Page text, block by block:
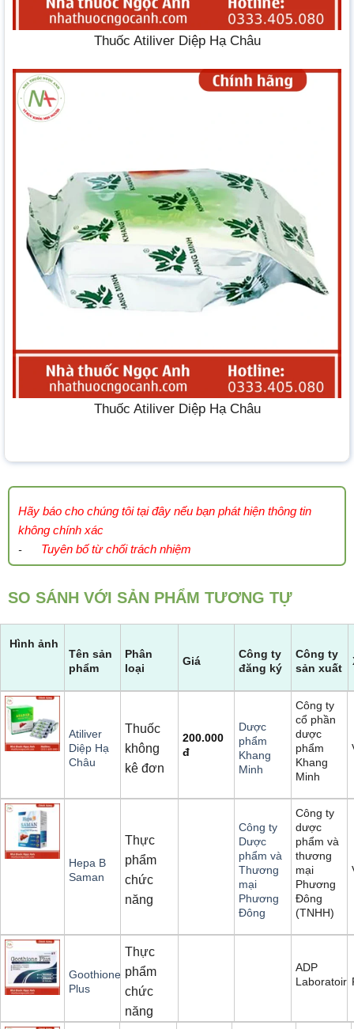
Thuốc Atiliver Diệp Hạ Châu
Thuốc Atiliver Diệp Hạ Châu
Hãy báo cho chúng tôi tại đây nếu bạn phát hiện thông tin
không chính xác
- Tuyên bố từ chối trách nhiệm
SO SÁNH VỚI SẢN PHẨM TƯƠNG TỰ
Hình ảnh
Tên sản
phẩm
Phân
loại
Giá
Công ty
đăng ký
Công ty
sản xuất
Atiliver
Diệp Hạ
Châu
Thuốc
không
kê đơn
200.000
đ
Dược
phẩm
Khang
Minh
Công ty
cổ phần
dược
phẩm
Khang
Minh
Hepa B
Saman
Thực
phẩm
chức
năng
Công ty
Dược
phẩm và
Thương
mại
Phương
Đông
Công ty
dược
phẩm và
thương
mại
Phương
Đông
(TNHH)
Goothione
Plus
Thực
phẩm
chức
năng
ADP
Laboratoire